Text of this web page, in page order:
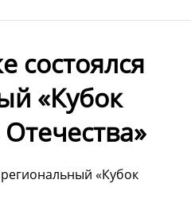
состоялся
«Кубок
«Кубок